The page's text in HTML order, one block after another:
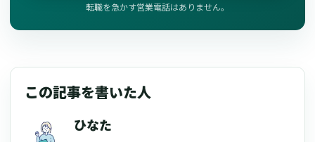
転職を急かす営業電話はありません。
この記事を書いた人
ひなた